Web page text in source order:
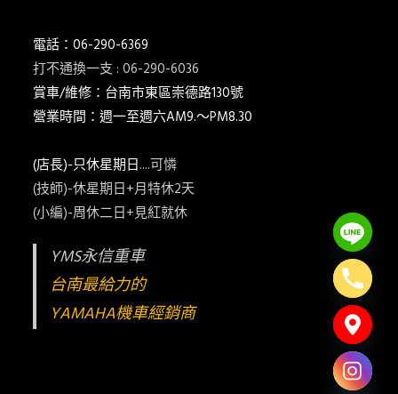
電話：06-290-6369
打不通換一支 : 06-290-6036
賞車/維修：台南市東區崇德路130號
營業時間：週一至週六AM9.～PM8.30
(店長)-只休星期日....可憐
(技師)-休星期日+月特休2天
(小編)-周休二日+見紅就休
YMS永信重車
台南最給力的
YAMAHA機車經銷商
Hide chaty